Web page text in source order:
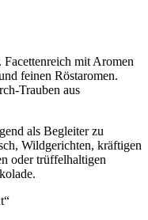
mit Aromen
feinen Röstaromen.
Trauben aus
als Begleiter zu
Wildgerichten, kräftigen
oder trüffelhaltigen